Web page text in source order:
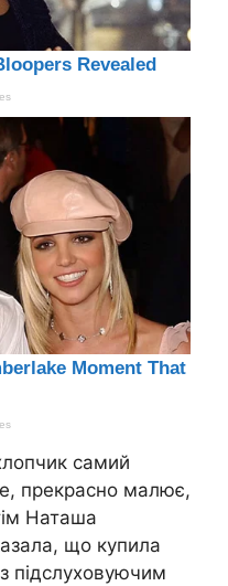
самий
прекрасно малює,
Наташа
що купила
підслуховуючим